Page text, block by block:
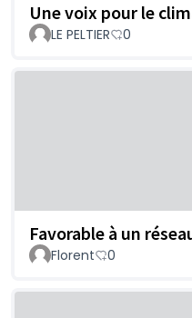
Une voix pour le
LE PELTIER 0
Favorable à un
Florent 0